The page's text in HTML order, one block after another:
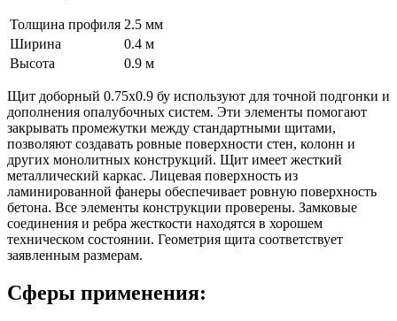
Толщина профиля 2.5 мм
Ширина
0.4 м
Высота
0.9 м
Щит доборный 0.75x0.9 бу используют для точной подгонки и
дополнения опалубочных систем. Эти элементы помогают
закрывать промежутки между стандартными щитами,
позволяют создавать ровные поверхности стен, колонн и
других монолитных конструкций. Щит имеет жесткий
металлический каркас. Лицевая поверхность из
ламинированной фанеры обеспечивает ровную поверхность
бетона. Все элементы конструкции проверены. Замковые
соединения и ребра жесткости находятся в хорошем
техническом состоянии. Геометрия щита соответствует
заявленным размерам.
Сферы применения: